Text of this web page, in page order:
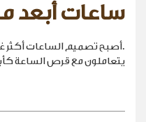
ساعات أبعد
.أصبح تصميم الساعات أكثر
يتعاملون مع قرص الساعة